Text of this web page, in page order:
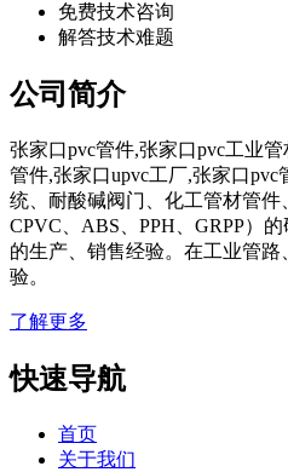
免费技术咨询
解答技术难题
公司简介
张家口pvc管件,张家口pvc工业
管件,张家口upvc工厂,张家口
统、耐酸碱阀门、化工管材管件
CPVC、ABS、PPH、GRPP）
的生产、销售经验。在工业管
验。
了解更多
快速导航
首页
关于我们